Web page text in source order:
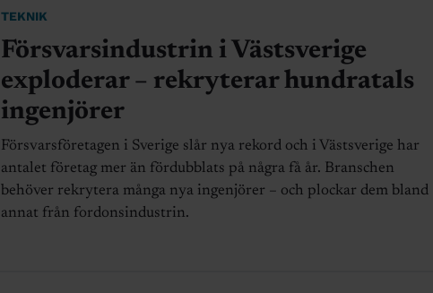
TEKNIK
Försvarsindustrin i Västsverige
exploderar – rekryterar hundratals
ingenjörer
Försvarsföretagen i Sverige slår nya rekord och i Västsverige har
antalet företag mer än fördubblats på några få år. Branschen
behöver rekrytera många nya ingenjörer – och plockar dem bland
annat från fordonsindustrin.